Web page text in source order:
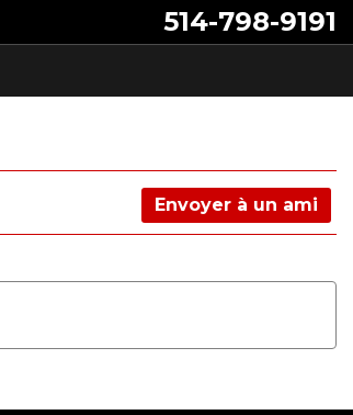
514-798-9191
Envoyer à un ami